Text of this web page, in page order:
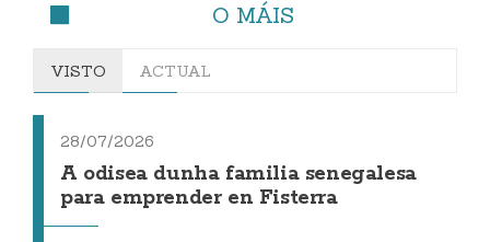
O MÁIS
VISTO ACTUAL
28/07/2026
A odisea dunha familia senegalesa
para emprender en Fisterra